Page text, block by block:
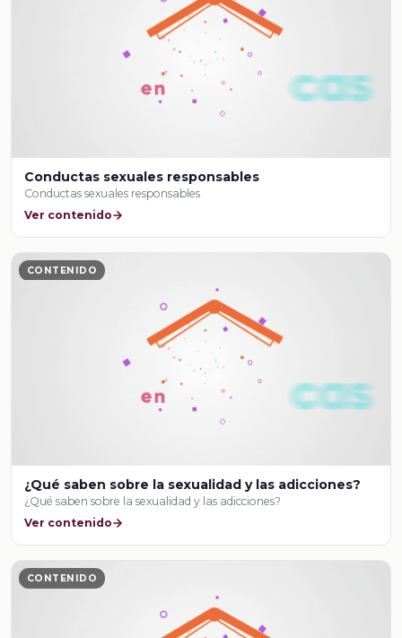
Conductas sexuales responsables
Conductas sexuales responsables
Ver contenido
CONTENIDO
¿Qué saben sobre la sexualidad y las adicciones?
¿Qué saben sobre la sexualidad y las adicciones?
Ver contenido
CONTENIDO